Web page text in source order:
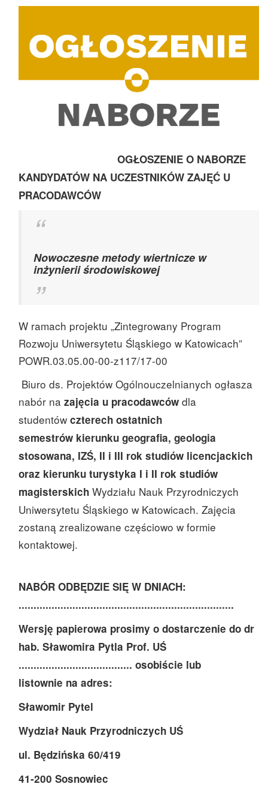
OGŁOSZENIE O NABORZE
KANDYDATÓW NA UCZESTNIKÓW ZAJĘĆ U
PRACODAWCÓW
Nowoczesne metody wiertnicze w
inżynierii środowiskowej
W ramach projektu „Zintegrowany Program
Rozwoju Uniwersytetu Śląskiego w Katowicach”
POWR.03.05.00-00-z117/17-00
Biuro ds. Projektów Ogólnouczelnianych ogłasza
nabór na zajęcia u pracodawców dla
studentów czterech ostatnich
semestrów kierunku geografia, geologia
stosowana, IZŚ, II i III rok studiów licencjackich
oraz kierunku turystyka I i II rok studiów
magisterskich Wydziału Nauk Przyrodniczych
Uniwersytetu Śląskiego w Katowicach. Zajęcia
zostaną zrealizowane częściowo w formie
kontaktowej.
NABÓR ODBĘDZIE SIĘ W DNIACH:
........................................................................
Wersję papierowa prosimy o dostarczenie do dr
hab. Sławomira Pytla Prof. UŚ
...................................... osobiście lub
listownie na adres:
Sławomir Pytel
Wydział Nauk Przyrodniczych UŚ
ul. Będzińska 60/419
41-200 Sosnowiec